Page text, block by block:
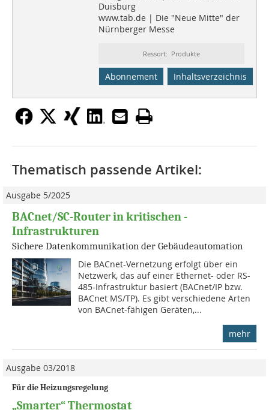
Duisburg
www.tab.de | Die "Neue Mitte" der
Nürnberger Messe
Ressort: Produkte
Abonnement Inhaltsverzeichnis
Thematisch passende Artikel:
Ausgabe 5/2025
BACnet/SC-Router in kritischen ­
Infrastrukturen
Sichere Datenkommunikation der Gebäudeautomation
Die BACnet-Vernetzung erfolgt über ein
Netzwerk, das auf einer Ethernet- oder RS-
485-Infrastruktur basiert (BACnet/IP bzw.
BACnet MS/TP). Es gibt verschiedene Arten
von BACnet-fähigen Geräten,...
mehr
Ausgabe 03/2018
Für die Heizungsregelung
„Smarter“ Thermostat